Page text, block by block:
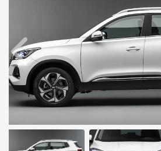
Anterior